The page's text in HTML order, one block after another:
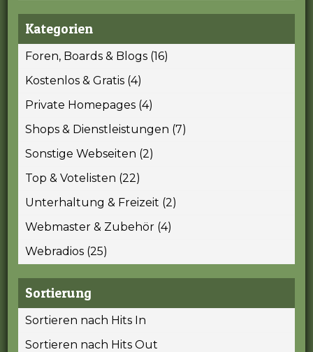
Kategorien
Foren, Boards & Blogs (16)
Kostenlos & Gratis (4)
Private Homepages (4)
Shops & Dienstleistungen (7)
Sonstige Webseiten (2)
Top & Votelisten (22)
Unterhaltung & Freizeit (2)
Webmaster & Zubehör (4)
Webradios (25)
Sortierung
Sortieren nach Hits In
Sortieren nach Hits Out